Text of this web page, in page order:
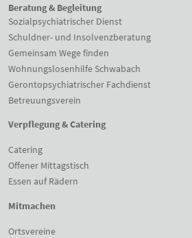
Beratung & Begleitung
Sozialpsychiatrischer Dienst
Schuldner- und Insolvenzberatung
Gemeinsam Wege finden
Wohnungslosenhilfe Schwabach
Gerontopsychiatrischer Fachdienst
Betreuungsverein
Verpflegung & Catering
Catering
Offener Mittagstisch
Essen auf Rädern
Mitmachen
Ortsvereine